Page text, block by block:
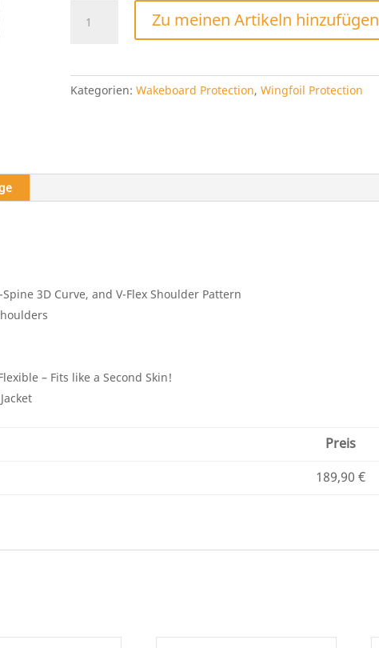
Force
Zu meinen Artikeln hinzufügen
Kategorien: Wakeboard Protection, Wingfoil Protection
3D Curve, and V-Flex Shoulder Pattern
– Fits like a Second Skin!
Preis
189,90 €